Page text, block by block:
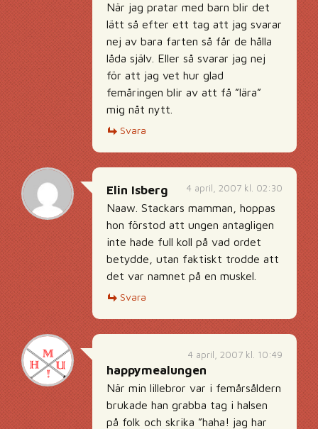
När jag pratar med barn blir det
lätt så efter ett tag att jag svarar
nej av bara farten så får de hålla
låda själv. Eller så svarar jag nej
för att jag vet hur glad
femåringen blir av att få ”lära”
mig nåt nytt.
Svara
4 april, 2007 kl. 02:30
Elin Isberg
Naaw. Stackars mamman, hoppas
hon förstod att ungen antagligen
inte hade full koll på vad ordet
betydde, utan faktiskt trodde att
det var namnet på en muskel.
Svara
4 april, 2007 kl. 10:49
happymealungen
När min lillebror var i femårsåldern
brukade han grabba tag i halsen
på folk och skrika ”haha! jag har